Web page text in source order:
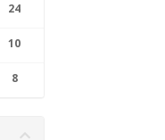
24
10
8